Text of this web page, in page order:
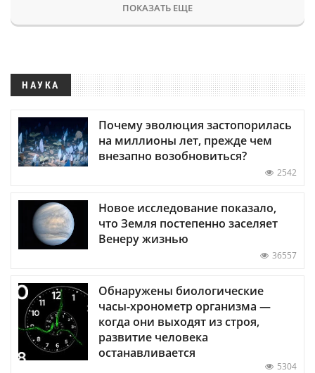
ПОКАЗАТЬ ЕЩЕ
НАУКА
Почему эволюция застопорилась
на миллионы лет, прежде чем
внезапно возобновиться?
2542
Новое исследование показало,
что Земля постепенно заселяет
Венеру жизнью
36557
Обнаружены биологические
часы-хронометр организма —
когда они выходят из строя,
развитие человека
останавливается
5304